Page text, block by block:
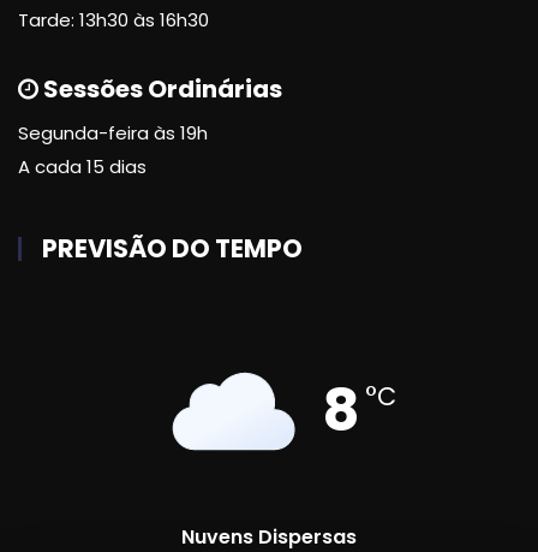
Tarde: 13h30 às 16h30
Sessões Ordinárias
Segunda-feira às 19h
A cada 15 dias
PREVISÃO DO TEMPO
8 °C
Nuvens Dispersas